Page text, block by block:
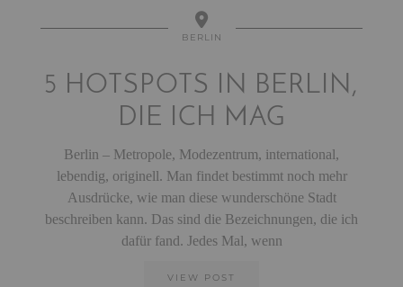
BERLIN
5 HOTSPOTS IN BERLIN,
DIE ICH MAG
Berlin – Metropole, Modezentrum, international,
lebendig, originell. Man findet bestimmt noch mehr
Ausdrücke, wie man diese wunderschöne Stadt
beschreiben kann. Das sind die Bezeichnungen, die ich
dafür fand. Jedes Mal, wenn
VIEW POST